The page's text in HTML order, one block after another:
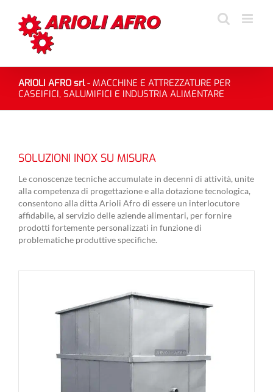
contenuto
ARIOLI AFRO srl- MACCHINE E ATTREZZATURE PER
CASEIFICI, SALUMIFICI E INDUSTRIA ALIMENTARE
SOLUZIONI INOX SU MISURA
Le conoscenze tecniche accumulate in decenni di attività, unite
alla competenza di progettazione e alla dotazione tecnologica,
consentono alla ditta Arioli Afro di essere un interlocutore
affidabile, al servizio delle aziende alimentari, per fornire
prodotti fortemente personalizzati in funzione di
problematiche produttive specifiche.